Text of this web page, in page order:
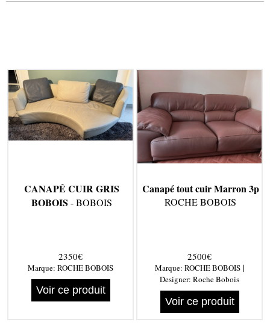
CANAPÉ CUIR GRIS
BOBOIS - BOBOIS
2350€
Marque: ROCHE BOBOIS
Voir ce produit
Canapé tout cuir Marron 3p
ROCHE BOBOIS
2500€
Marque: ROCHE BOBOIS|
Designer: Roche Bobois
Voir ce produit